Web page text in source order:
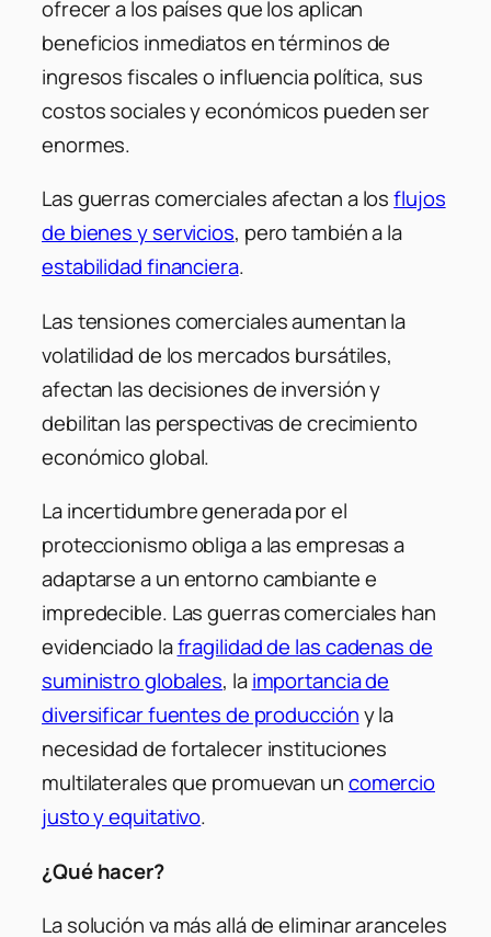
ofrecer a los países que los aplican
beneficios inmediatos en términos de
ingresos fiscales o influencia política, sus
costos sociales y económicos pueden ser
enormes.
Las guerras comerciales afectan a losflujos
de bienes y servicios, pero también a la
estabilidad financiera.
Las tensiones comerciales aumentan la
volatilidad de los mercados bursátiles,
afectan las decisiones de inversión y
debilitan las perspectivas de crecimiento
económico global.
La incertidumbre generada por el
proteccionismo obliga a las empresas a
adaptarse a un entorno cambiante e
impredecible. Las guerras comerciales han
evidenciado lafragilidad de las cadenas de
suministro globales, laimportancia de
diversificar fuentes de produccióny la
necesidad de fortalecer instituciones
multilaterales que promuevan uncomercio
justo y equitativo.
¿Qué hacer?
La solución va más allá de eliminar aranceles